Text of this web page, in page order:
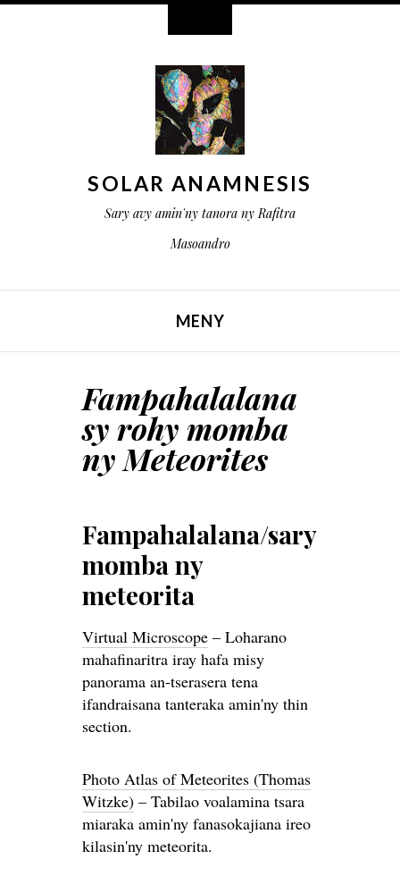
SOLAR ANAMNESIS
Sary avy amin'ny tanora ny Rafitra
Masoandro
MENY
Fampahalalana
sy rohy momba
ny Meteorites
Fampahalalana/sary
momba ny
meteorita
Virtual Microscope – Loharano
mahafinaritra iray hafa misy
panorama an-tserasera tena
ifandraisana tanteraka amin'ny thin
section.
Photo Atlas of Meteorites (Thomas
Witzke) – Tabilao voalamina tsara
miaraka amin'ny fanasokajiana ireo
kilasin'ny meteorita.